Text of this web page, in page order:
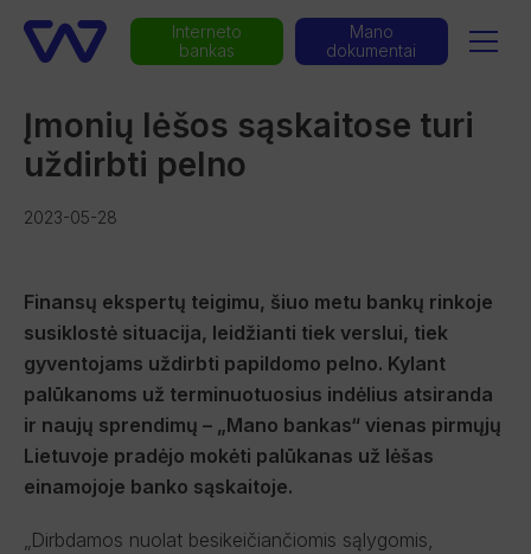
Interneto
bankas
Mano
dokumentai
Įmonių lėšos sąskaitose turi
uždirbti pelno
2023-05-28
Finansų ekspertų teigimu, šiuo metu bankų rinkoje
susiklostė situacija, leidžianti tiek verslui, tiek
gyventojams uždirbti papildomo pelno. Kylant
palūkanoms už terminuotuosius indėlius atsiranda
ir naujų sprendimų – „Mano bankas“ vienas pirmųjų
Lietuvoje pradėjo mokėti palūkanas už lėšas
einamojoje banko sąskaitoje.
„Dirbdamos nuolat besikeičiančiomis sąlygomis,